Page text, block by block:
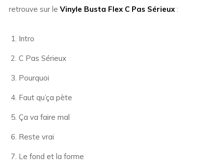
retrouve sur le Vinyle Busta Flex C Pas Sérieux:
Intro
C Pas Sérieux
Pourquoi
Faut qu’ça pète
Ça va faire mal
Reste vrai
Le fond et la forme